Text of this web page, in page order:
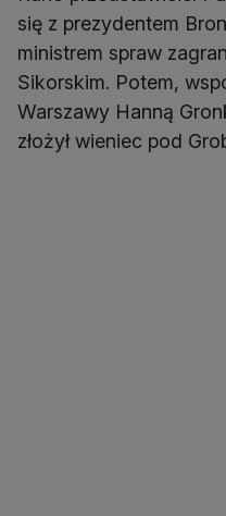
się z prezydentem
ministrem spraw
Sikorskim. Potem,
Warszawy Hanną
złożył wieniec pod